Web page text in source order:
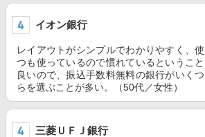
イオン銀行
レイアウトがシンプルでわかりやすく、
つも使っているので慣れているというこ
良いので、振込手数料無料の銀行がいく
らを選ぶことが多い。（50代／女性）
三菱ＵＦＪ銀行